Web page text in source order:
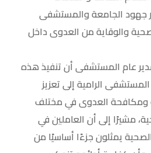
جهود الجامعة والمستشفى
والوقاية من العدوى داخل
عام المستشفى أن تنفيذ هذه
الرامية إلى تعزيز
ومكافحة العدوى في مختلف
مشيرًا إلى أن العاملين في
يمثلون جزءًا أساسيًا من